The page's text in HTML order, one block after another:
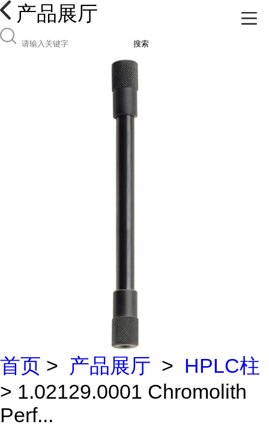
产品展厅
搜索
首页 > 产品展厅 > HPLC柱
> 1.02129.0001 Chromolith
Perf...